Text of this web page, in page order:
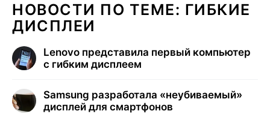
НОВОСТИ ПО ТЕМЕ: ГИБКИЕ
ДИСПЛЕИ
Lenovo представила первый компьютер
с гибким дисплеем
Samsung разработала «неубиваемый»
дисплей для смартфонов